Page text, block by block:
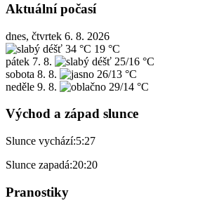
Aktuální počasí
dnes, čtvrtek 6. 8. 2026
34 °C 19 °C
pátek 7. 8.
25/16 °C
sobota 8. 8.
26/13 °C
neděle 9. 8. 29/14 °C
Východ a západ slunce
Slunce vychází:5:27
Slunce zapadá:20:20
Pranostiky